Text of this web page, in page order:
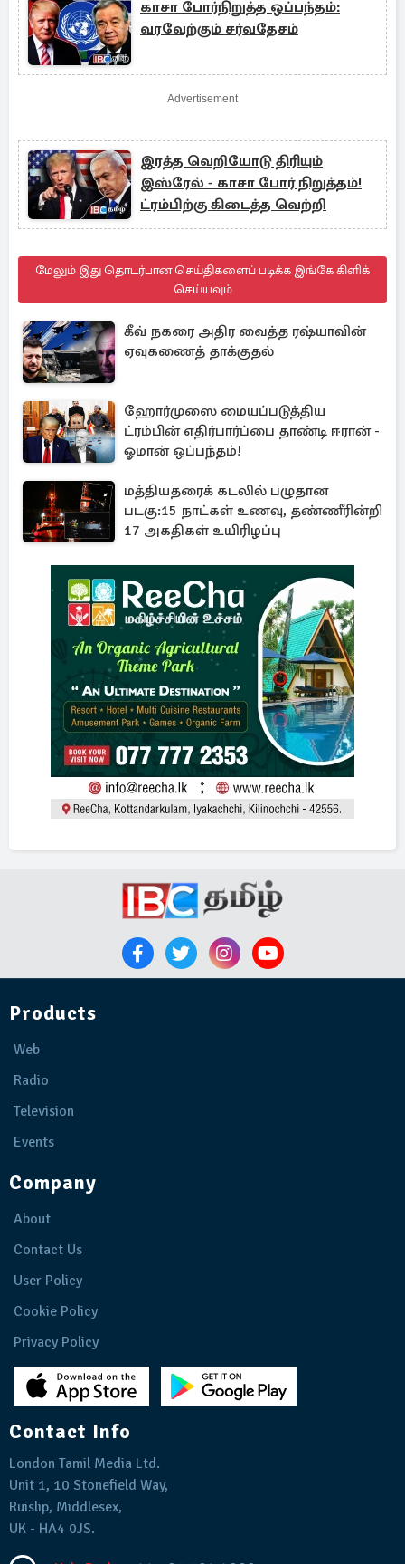
காசா போர்நிறுத்த ஒப்பந்தம்:
வரவேற்கும் சர்வதேசம்
Advertisement
இரத்த வெறியோடு திரியும்
இஸ்ரேல் - காசா போர் நிறுத்தம்!
ட்ரம்பிற்கு கிடைத்த வெற்றி
மேலும் இது தொடர்பான செய்திகளைப் படிக்க இங்கே கிளிக்
செய்யவும்
கீவ் நகரை அதிர வைத்த ரஷ்யாவின்
ஏவுகணைத் தாக்குதல்
ஹோர்முஸை மையப்படுத்திய
ட்ரம்பின் எதிர்பார்ப்பை தாண்டி ஈரான் -
ஓமான் ஒப்பந்தம்!
மத்தியதரைக் கடலில் பழுதான
படகு:15 நாட்கள் உணவு, தண்ணீரின்றி
17 அகதிகள் உயிரிழப்பு
Products
Web
Radio
Television
Events
Company
About
Contact Us
User Policy
Cookie Policy
Privacy Policy
Contact Info
London Tamil Media Ltd.
Unit 1, 10 Stonefield Way,
Ruislip, Middlesex,
UK - HA4 0JS.